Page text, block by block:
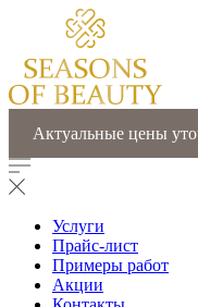
Актуальные цены
Услуги
Прайс-лист
Примеры работ
Акции